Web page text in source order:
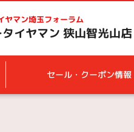
ヤマン埼玉フォーラム
イヤマン 狭山智光山店
セール・クーポン情報